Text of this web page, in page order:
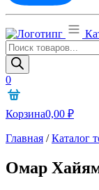
Поиск
товаров
0
Корзина0,00 ₽
Главная /Каталог
Омар